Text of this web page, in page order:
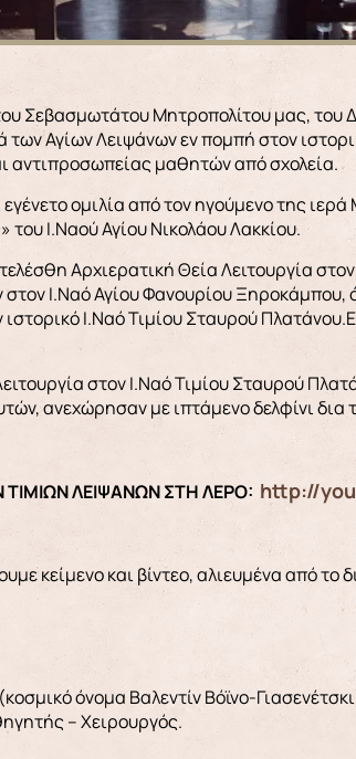
Σεβασμωτάτου Μητροπολίτου μας,
Αγίων Λειψάνων εν πομπή στον
αντιπροσωπείας μαθητών από σχολεία.
ομιλία από τον ηγούμενο της
Ι.Ναού Αγίου Νικολάου Λακκίου.
Αρχιερατική Θεία Λειτουργία
Ι.Ναό Αγίου Φανουρίου Ξηροκάμπου,
Ι.Ναό Τιμίου Σταυρού
στον Ι.Ναό Τιμίου Σταυρού
ανεχώρησαν με ιπτάμενο δελφίνι δια
ΛΕΙΨΑΝΩΝ ΣΤΗ ΛΕΡΟ: http://
κείμενο και βίντεο, αλιευμένα από το
όνομα Βαλεντίν Βόϊνο-
– Χειρουργός.